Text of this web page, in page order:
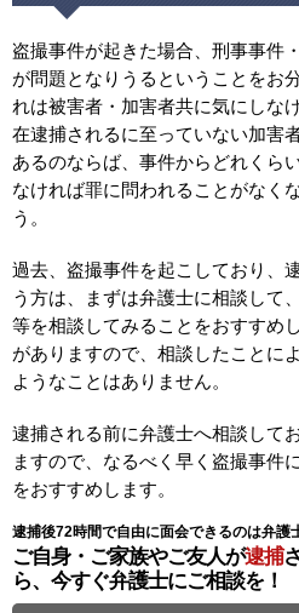
盗撮事件が起きた場合、刑事事件
が問題となりうるということをお
れは被害者・加害者共に気にしな
在逮捕されるに至っていない加害
あるのならば、事件からどれくら
なければ罪に問われることがなく
う。
過去、盗撮事件を起こしており、
う方は、まずは弁護士に相談して
等を相談してみることをおすすめ
がありますので、相談したことに
ようなことはありません。
逮捕される前に弁護士へ相談して
ますので、なるべく早く盗撮事件
をおすすめします。
逮捕後72時間で自由に面会できるのは弁護
ご自身・ご家族やご友人が逮捕
ら、今すぐ弁護士にご相談を！